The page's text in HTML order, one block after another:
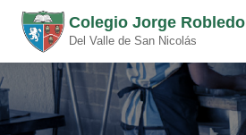
Colegio Jorge Robledo
Del Valle de San Nicolás